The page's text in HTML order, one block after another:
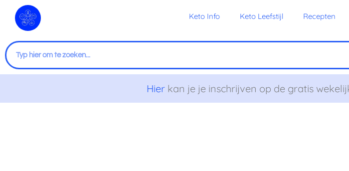
naar
inhoud
Keto Info Keto Leefstijl Recepten
Zoeken
Hierkan je je inschrijven op de gratis